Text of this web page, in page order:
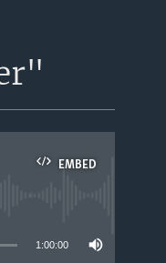
EMBED
1:00:00